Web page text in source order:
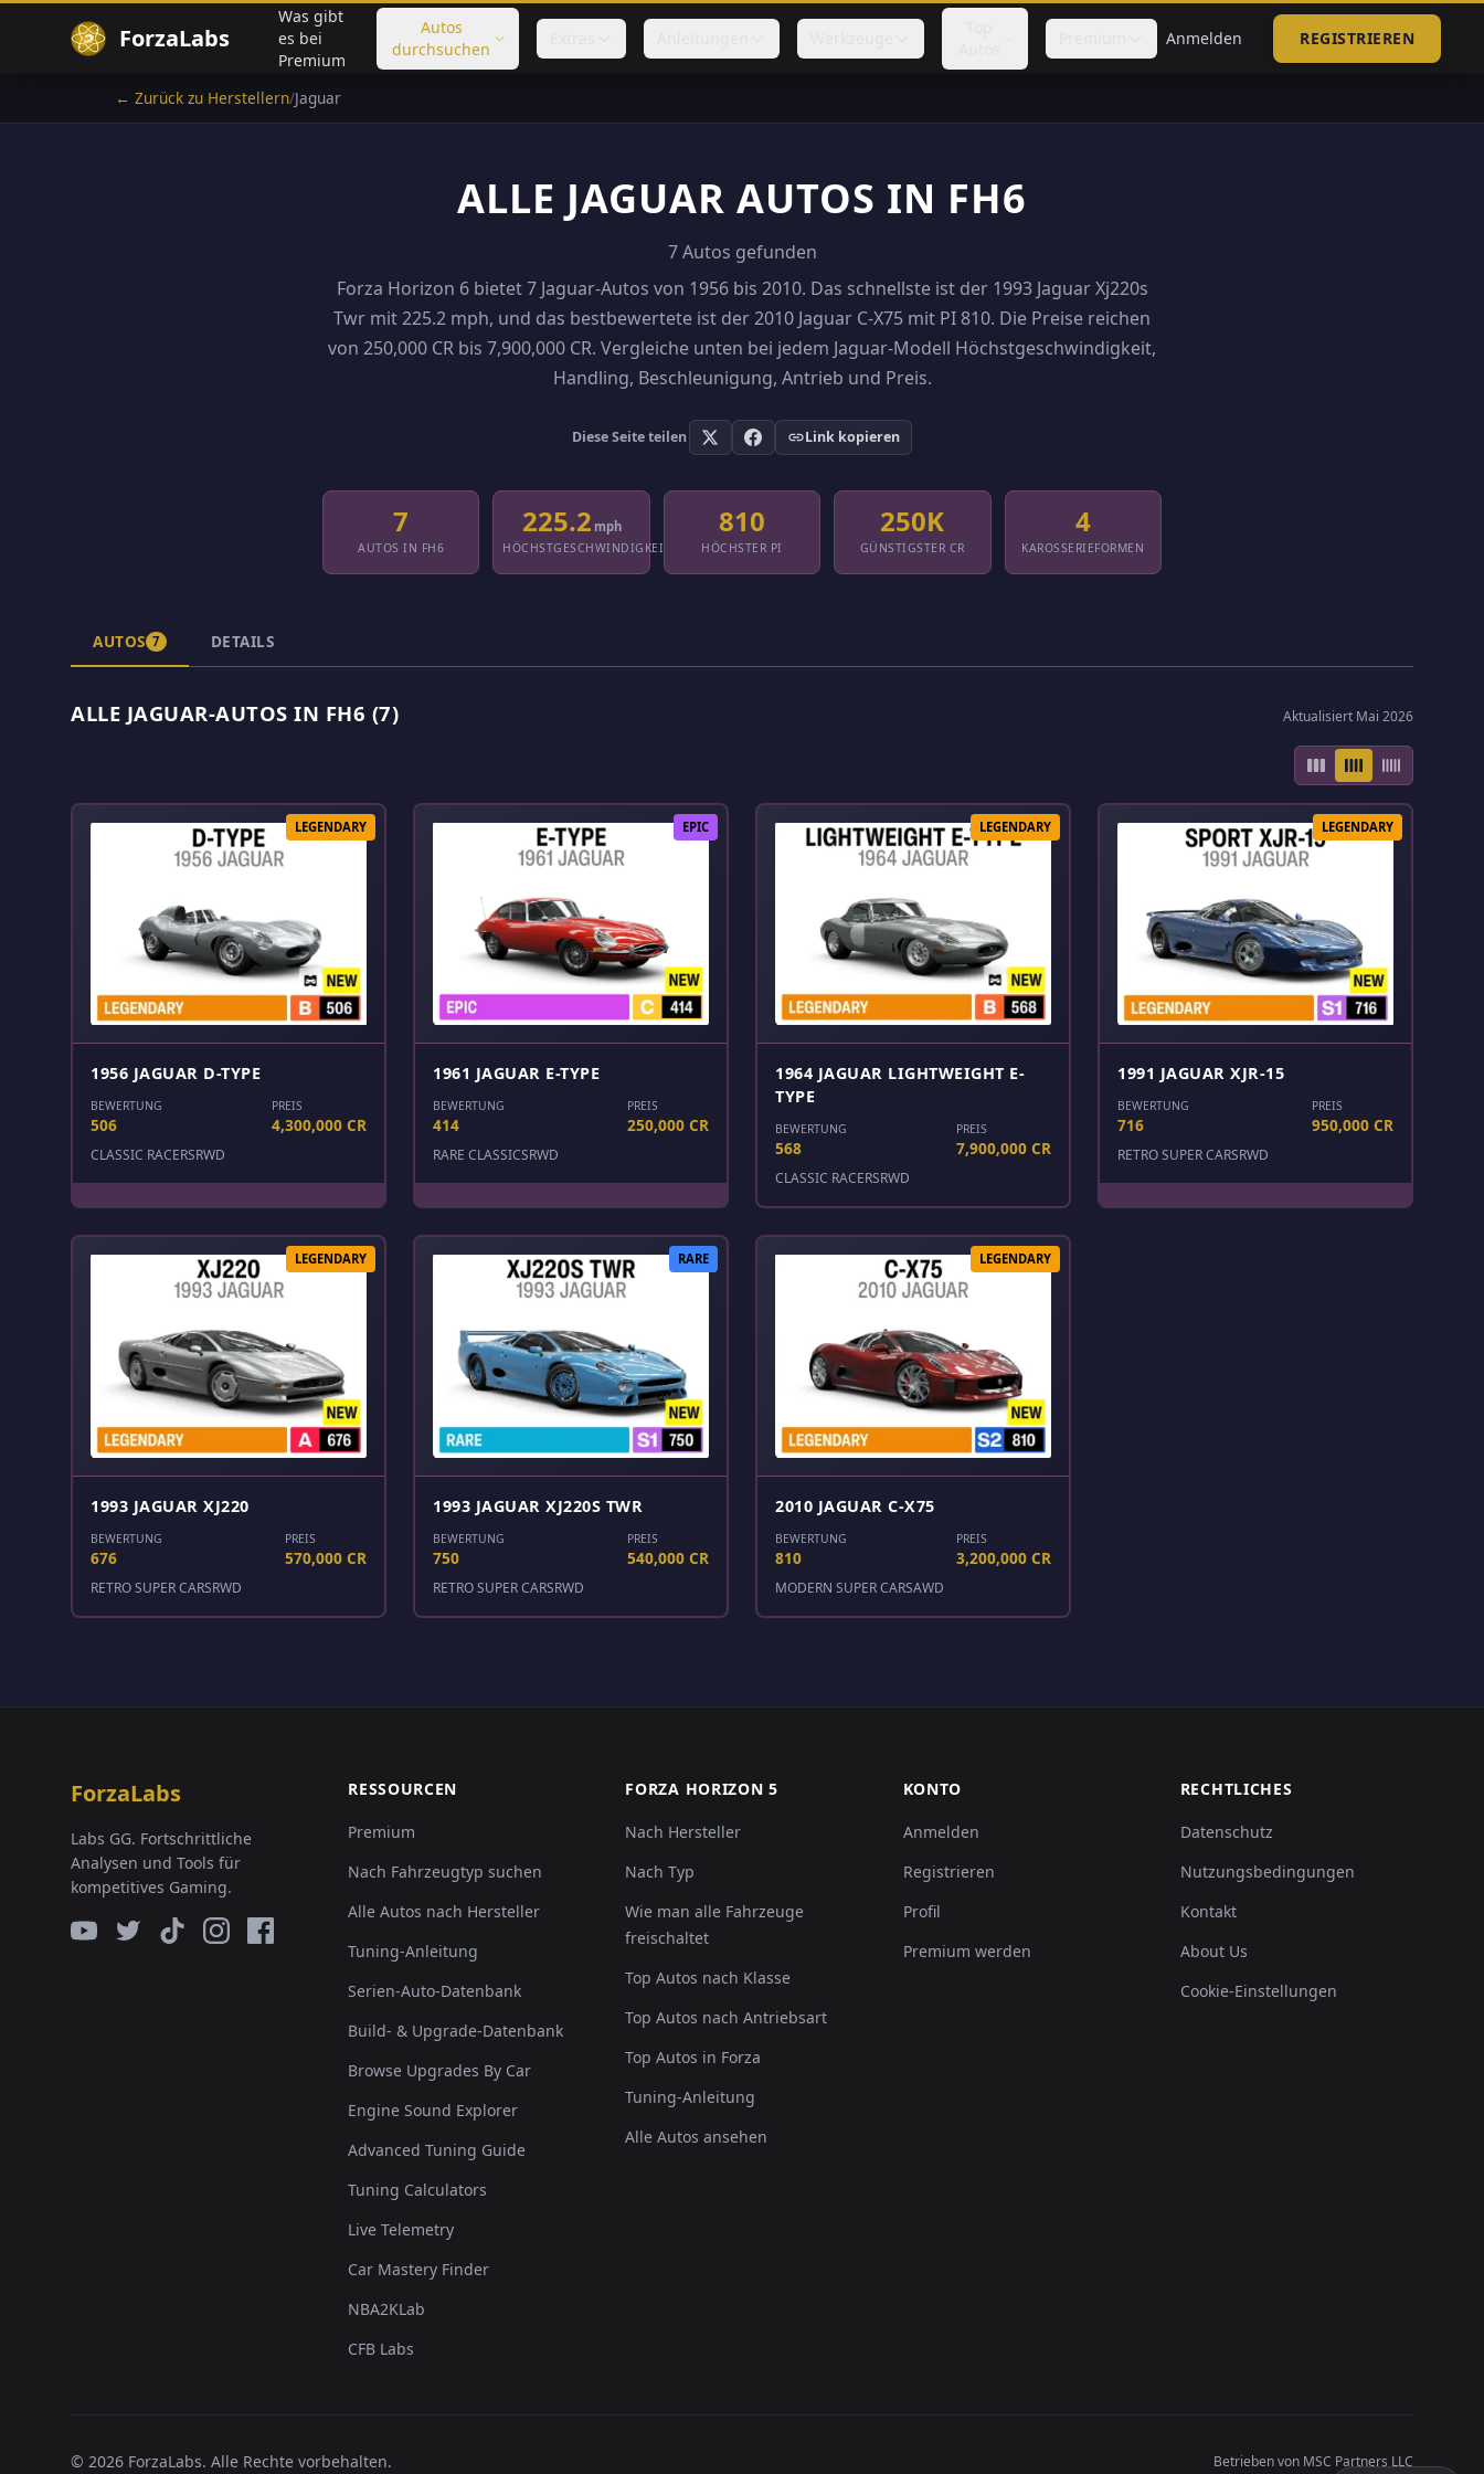
ForzaLabs
Was gibt
es bei
Premium
Autos
durchsuchen
Anmelden REGISTRIEREN
← Zurück zu Herstellern/Jaguar
ALLE JAGUAR AUTOS IN FH6
7 Autos gefunden
Forza Horizon 6 bietet 7 Jaguar-Autos von 1956 bis 2010. Das schnellste ist der 1993 Jaguar Xj220s
Twr mit 225.2 mph, und das bestbewertete ist der 2010 Jaguar C-X75 mit PI 810. Die Preise reichen
von 250,000 CR bis 7,900,000 CR. Vergleiche unten bei jedem Jaguar-Modell Höchstgeschwindigkeit,
Handling, Beschleunigung, Antrieb und Preis.
Diese Seite teilen Link kopieren
7
AUTOS IN FH6
225.2 mph
HÖCHSTGESCHWINDIGKEIT
810
HÖCHSTER PI
250K
GÜNSTIGSTER CR
4
KAROSSERIEFORMEN
AUTOS 7 DETAILS
ALLE JAGUAR-AUTOS IN FH6 (7) Aktualisiert Mai 2026
LEGENDARY
1956 JAGUAR D-TYPE
BEWERTUNG
506
PREIS
4,300,000 CR
CLASSIC RACERSRWD
EPIC
1961 JAGUAR E-TYPE
BEWERTUNG
414
PREIS
250,000 CR
RARE CLASSICSRWD
LEGENDARY
1964 JAGUAR LIGHTWEIGHT E-
TYPE
BEWERTUNG
568
PREIS
7,900,000 CR
CLASSIC RACERSRWD
LEGENDARY
1991 JAGUAR XJR-15
BEWERTUNG
716
PREIS
950,000 CR
RETRO SUPER CARSRWD
LEGENDARY
1993 JAGUAR XJ220
BEWERTUNG
676
PREIS
570,000 CR
RETRO SUPER CARSRWD
RARE
1993 JAGUAR XJ220S TWR
BEWERTUNG
750
PREIS
540,000 CR
RETRO SUPER CARSRWD
LEGENDARY
2010 JAGUAR C-X75
BEWERTUNG
810
PREIS
3,200,000 CR
MODERN SUPER CARSAWD
ForzaLabs
Labs GG. Fortschrittliche
Analysen und Tools für
kompetitives Gaming.
RESSOURCEN
Premium
Nach Fahrzeugtyp suchen
Alle Autos nach Hersteller
Tuning-Anleitung
Serien-Auto-Datenbank
Build- & Upgrade-Datenbank
Browse Upgrades By Car
Engine Sound Explorer
Advanced Tuning Guide
Tuning Calculators
Live Telemetry
Car Mastery Finder
NBA2KLab
CFB Labs
FORZA HORIZON 5
Nach Hersteller
Nach Typ
Wie man alle Fahrzeuge
freischaltet
Top Autos nach Klasse
Top Autos nach Antriebsart
Top Autos in Forza
Tuning-Anleitung
Alle Autos ansehen
KONTO
Anmelden
Registrieren
Profil
Premium werden
RECHTLICHES
Datenschutz
Nutzungsbedingungen
Kontakt
About Us
Cookie-Einstellungen
© 2026 ForzaLabs. Alle Rechte vorbehalten. Betrieben von MSC Partners LLC